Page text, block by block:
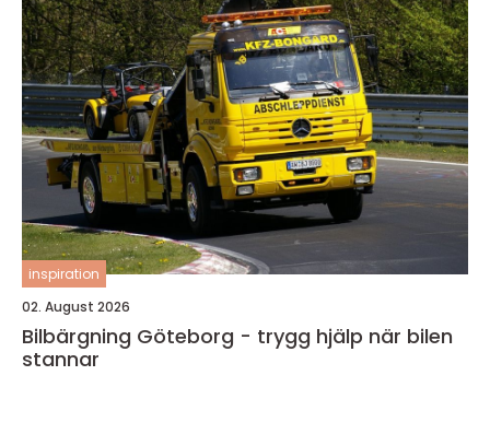
inspiration
02. August 2026
Bilbärgning Göteborg - trygg hjälp när bilen
stannar